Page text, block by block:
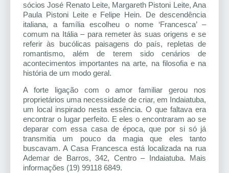
sócios José Renato Leite, Margareth Pistoni Leite, Ana
Paula Pistoni Leite e Felipe Hein. De descendência
italiana, a família escolheu o nome ‘Francesca’ –
comum na Itália – para remeter às suas origens e se
referir às bucólicas paisagens do país, repletas de
romantismo, além de terem sido cenários de
acontecimentos importantes na arte, na filosofia e na
história de um modo geral.
A forte ligação com o amor familiar gerou nos
proprietários uma necessidade de criar, em Indaiatuba,
um local inspirado nesta essência. O que faltava era
encontrar o lugar perfeito. E eles o encontraram ao se
deparar com essa casa de época, que por si só já
transmitia um pouco da magia que eles tanto
buscavam. A Casa Francesca está localizada na rua
Ademar de Barros, 342, Centro – Indaiatuba. Mais
informações (19) 99118 6849.